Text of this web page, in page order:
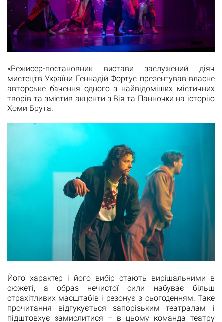
«Режисер-постановник вистави заслужений діяч
мистецтв України Геннадій Фортус презентував власне
авторське бачення одного з найвідоміших містичних
творів та змістив акценти з Вія та Панночки на історію
Хоми Брута.
Його характер і його вибір стають вирішальними в
сюжеті, а образ нечистої сили набуває більш
страхітливих масштабів і резонує з сьогоденням. Таке
прочитання відгукується запорізьким театралам і
підштовхує замислитися – в цьому команда театру